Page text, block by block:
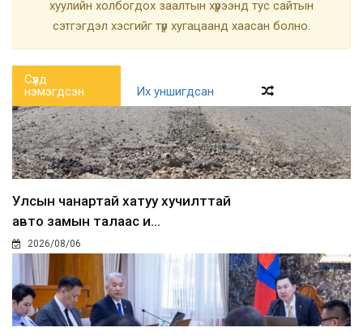
хуулийн холбогдох заалтын хүрээнд тус сайтын
сэтгэгдэл хэсгийг түр хугацаанд хаасан болно.
Сүүлд
нэмэгдсэн
Их уншигдсан
Улсын чанартай хатуу хучилттай
авто замын талаас и...
2026/08/06